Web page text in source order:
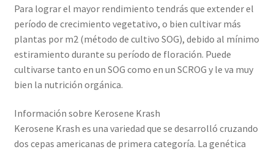
Para lograr el mayor rendimiento tendrás que extender el
período de crecimiento vegetativo, o bien cultivar más
plantas por m2 (método de cultivo SOG), debido al mínimo
estiramiento durante su período de floración. Puede
cultivarse tanto en un SOG como en un SCROG y le va muy
bien la nutrición orgánica.
Información sobre Kerosene Krash
Kerosene Krash es una variedad que se desarrolló cruzando
dos cepas americanas de primera categoría. La genética